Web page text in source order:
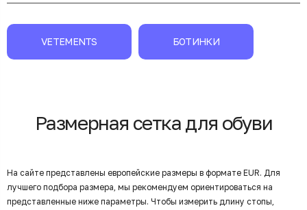
VETEMENTS БОТИНКИ
Размерная сетка для обуви
На сайте представлены европейские размеры в формате EUR. Для
лучшего подбора размера, мы рекомендуем ориентироваться на
представленные ниже параметры. Чтобы измерить длину стопы,